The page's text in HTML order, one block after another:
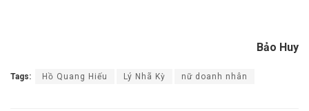
Bảo Huy
Tags: Hồ Quang Hiếu Lý Nhã Kỳ nữ doanh nhân